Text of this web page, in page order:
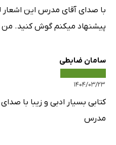
با صدای آقای مدرس این
پیشنهاد میکنم گوش کنید. من
سامان ضابطی
۱۴۰۴/۰۳/۲۳
کتابی بسیار ادبی و زیبا با
مدرس